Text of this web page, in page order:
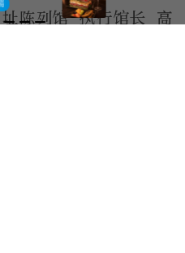
陈列馆 执行馆长 高